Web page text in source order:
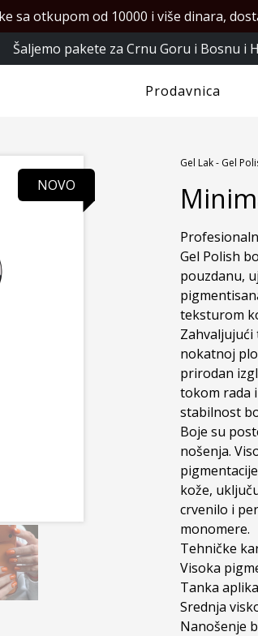
sa otkupom od 10000 i više dinara,
Šaljemo pakete za Crnu Goru i Bosnu i
Prodavnica
NOVO
Gel Lak - Gel
Gel Polish
pouzdanu,
teksturom
nokatnoj
prirodan
tokom rada i
stabilnost
Boje su
nošenja.
kože,
crvenilo i
monomere.
Tehničke
Visoka
Tanka
Srednja
Nanošenje